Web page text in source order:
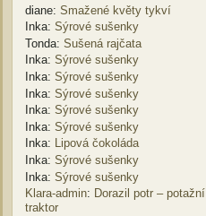
diane: Smažené květy tykví
Inka: Sýrové sušenky
Tonda: Sušená rajčata
Inka: Sýrové sušenky
Inka: Sýrové sušenky
Inka: Sýrové sušenky
Inka: Sýrové sušenky
Inka: Sýrové sušenky
Inka: Lipová čokoláda
Inka: Sýrové sušenky
Inka: Sýrové sušenky
Klara-admin: Dorazil potr – potažní
traktor